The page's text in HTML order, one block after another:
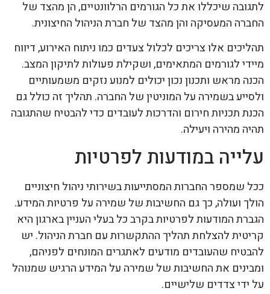
לתגובה שיכללו את כל הגורמים הרלוונטיים, הן מהצד של
החברה המעסיקה והן מהצד של חברת הניהול החיצונית.
תהליכים אלו צריכים לכלול צעדים כמו ניתוח האירוע, דיווח
מיידי לגורמים המתאימים, ושקילת פעולות לתיקון המצב.
הכנה מראש ותכנון נכון יכולים למנוע נזקים משמעותיים
ולסייע בשמירה על המוניטין של החברה. תהליך זה כולל גם
הכנת תכניות חירום והדרכות לעובדים כדי להבטיח שהתגובה
תהיה מהירה ויעילה.
עלייה במודעות לפרטיות
ככל שמספר החברות המסתייעות בשירותי ניהול חיצוניים
הולך ועולה, כך גם החשיבות של שמירה על פרטיות המידע.
הגברת המודעות לפרטיות בקרב כל בעלי העניין בארגון היא
קריטית להצלחת תהליך ההתקשרות עם חברת הניהול. יש
להבטיח שהעובדים מודעים לאתגרים המונחים לפניהם,
ומבינים את החשיבות של שמירה על המידע הרגיש שמנוהל
על ידי צדדים שלישיים.